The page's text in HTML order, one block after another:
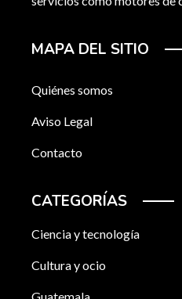
MAPA DEL SITIO
Quiénes somos
Aviso Legal
Contacto
CATEGORÍAS
Ciencia y tecnología
Cultura y ocio